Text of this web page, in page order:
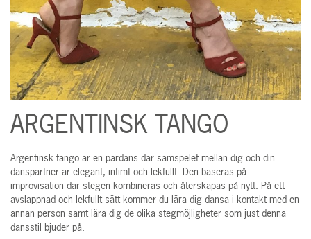
ARGENTINSK TANGO
Argentinsk tango är en pardans där samspelet mellan dig och din
danspartner är elegant, intimt och lekfullt. Den baseras på
improvisation där stegen kombineras och återskapas på nytt. På ett
avslappnad och lekfullt sätt kommer du lära dig dansa i kontakt med en
annan person samt lära dig de olika stegmöjligheter som just denna
dansstil bjuder på.